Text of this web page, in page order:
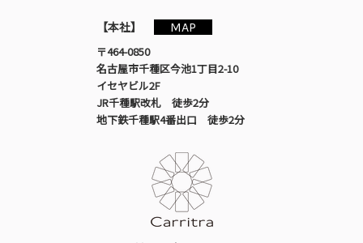
【本社】
MAP
〒464-0850
名古屋市千種区今池1丁目2-10
イセヤビル2F
JR千種駅改札 徒歩2分
地下鉄千種駅4番出口 徒歩2分